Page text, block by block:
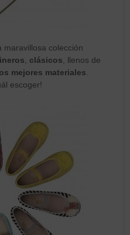
maravillosa colección
clásicos , llenos de
mejores materiales
escoger!